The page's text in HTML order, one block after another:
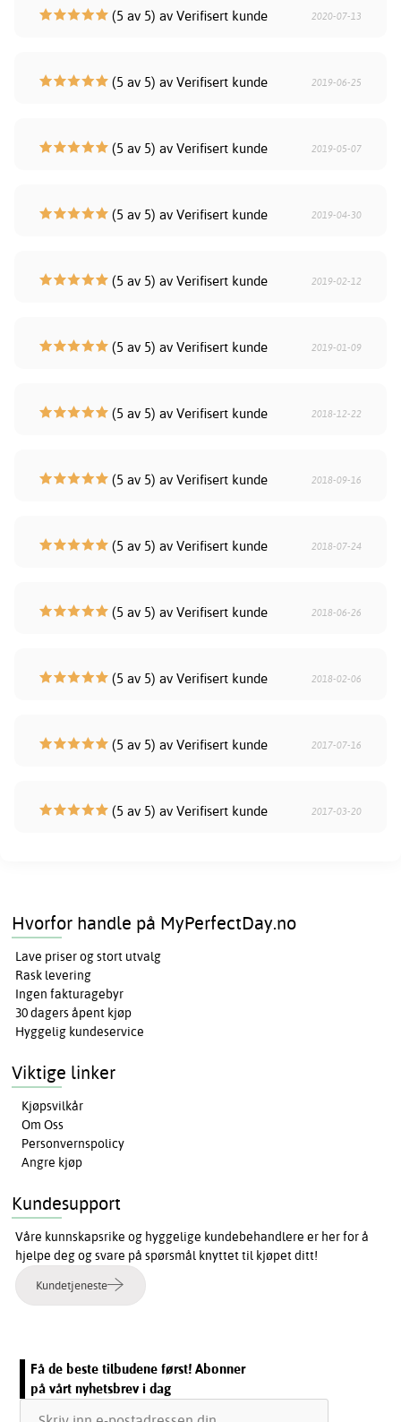
(5 av 5) av Verifisert kunde 2020-07-13
(5 av 5) av Verifisert kunde 2019-06-25
(5 av 5) av Verifisert kunde 2019-05-07
(5 av 5) av Verifisert kunde 2019-04-30
(5 av 5) av Verifisert kunde 2019-02-12
(5 av 5) av Verifisert kunde 2019-01-09
(5 av 5) av Verifisert kunde 2018-12-22
(5 av 5) av Verifisert kunde 2018-09-16
(5 av 5) av Verifisert kunde 2018-07-24
(5 av 5) av Verifisert kunde 2018-06-26
(5 av 5) av Verifisert kunde 2018-02-06
(5 av 5) av Verifisert kunde 2017-07-16
(5 av 5) av Verifisert kunde 2017-03-20
Hvorfor handle på MyPerfectDay.no
Lave priser og stort utvalg
Rask levering
Ingen fakturagebyr
30 dagers åpent kjøp
Hyggelig kundeservice
Viktige linker
Kjøpsvilkår
Om Oss
Personvernspolicy
Angre kjøp
Kundesupport
Våre kunnskapsrike og hyggelige kundebehandlere er her for å
hjelpe deg og svare på spørsmål knyttet til kjøpet ditt!
Kundetjeneste
Få de beste tilbudene først! Abonner
på vårt nyhetsbrev i dag